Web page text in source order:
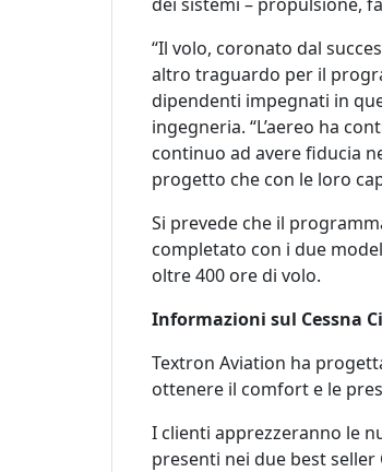
“Il volo, coronato dal
altro traguardo per il
dipendenti impegnati in
ingegneria. “L’aereo ha
continuo ad avere fiducia
progetto che con le loro
Si prevede che il
completato con i due
oltre 400 ore di volo.
Informazioni sul Cessna
Textron Aviation ha
ottenere il comfort e le
I clienti apprezzeranno le
presenti nei due best